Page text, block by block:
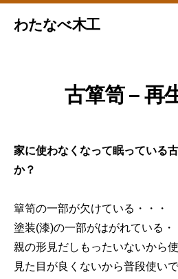
わたなべ木工
古箪笥 – 再
家に使わなくなって眠っている
か？
簞笥の一部が欠けている・・・
塗装(漆)の一部がはがれている・
親の形見だしもったいないから
見た目が良くないから普段使い